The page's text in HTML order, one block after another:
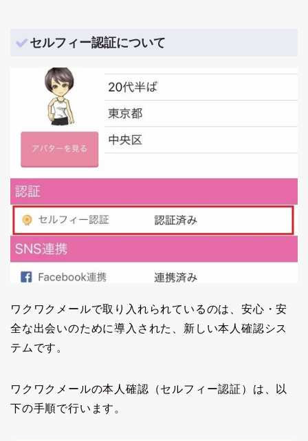
セルフィー認証について
ワクワクメールで取り入れられているのは、安心・安
全な出会いのために導入された、新しい本人確認シス
テムです。
ワクワクメールの本人確認（セルフィー認証）は、以
下の手順で行います。